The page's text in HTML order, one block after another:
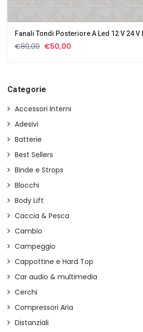
€80,00 Il
€80,00.
€50,00
Categorie
Accessori Interni
Adesivi
Batterie
Best Sellers
Binde e Strops
Blocchi
Body Lift
Caccia & Pesca
Cambio
Campeggio
Cappottine e Hard Top
Car audio & multimedia
Cerchi
Compressori Aria
Distanziali